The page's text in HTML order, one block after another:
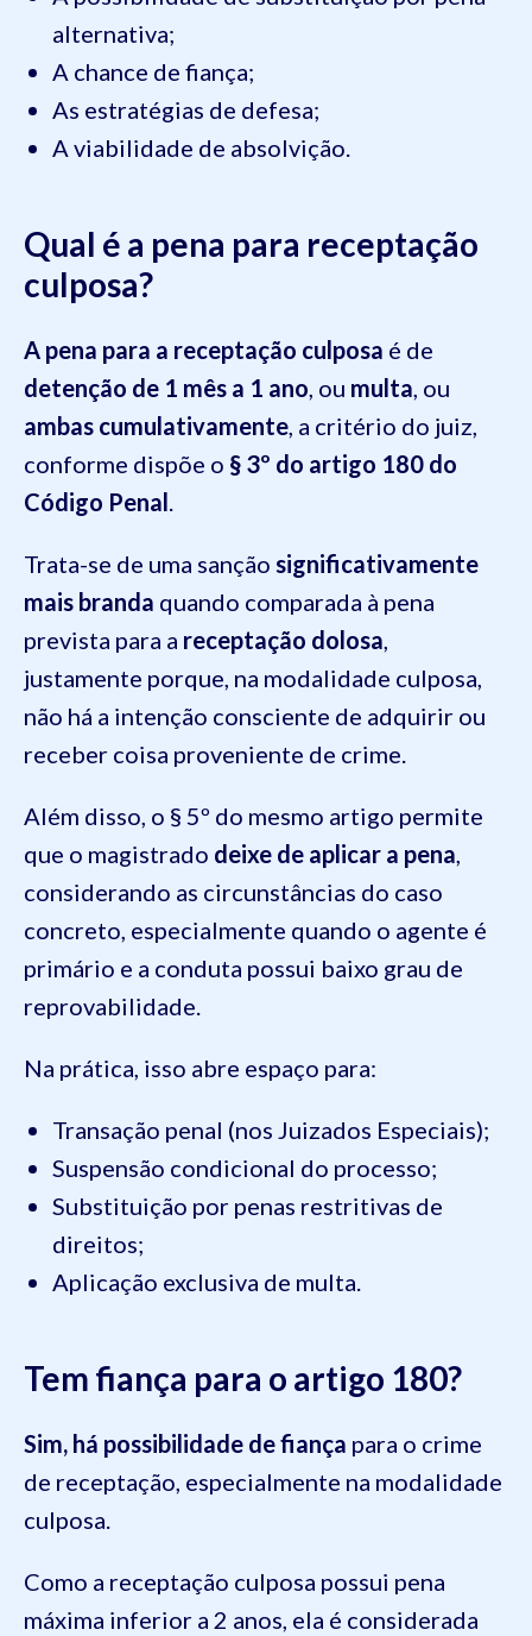
alternativa;
A chance de fiança;
As estratégias de defesa;
A viabilidade de absolvição.
Qual é a pena para receptação
culposa?
A pena para a receptação culposa é de
detenção de 1 mês a 1 ano, ou multa, ou
ambas cumulativamente, a critério do juiz,
conforme dispõe o § 3º do artigo 180 do
Código Penal .
Trata-se de uma sanção significativamente
mais branda quando comparada à pena
prevista para a receptação dolosa,
justamente porque, na modalidade culposa,
não há a intenção consciente de adquirir ou
receber coisa proveniente de crime.
Além disso, o § 5º do mesmo artigo permite
que o magistrado deixe de aplicar a pena,
considerando as circunstâncias do caso
concreto, especialmente quando o agente é
primário e a conduta possui baixo grau de
reprovabilidade.
Na prática, isso abre espaço para:
Transação penal (nos Juizados Especiais);
Suspensão condicional do processo;
Substituição por penas restritivas de
direitos;
Aplicação exclusiva de multa.
Tem fiança para o artigo 180?
Sim, há possibilidade de fiança para o crime
de receptação, especialmente na modalidade
culposa.
Como a receptação culposa possui pena
máxima inferior a 2 anos, ela é considerada